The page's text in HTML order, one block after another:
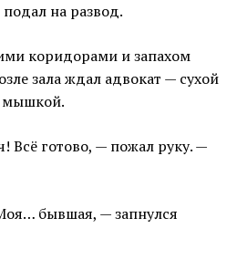
на развод.
коридорами и запахом
зала ждал адвокат — сухой
мышкой.
Всё готово, — пожал руку. —
бывшая, — запнулся